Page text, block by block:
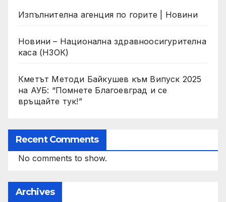
Изпълнителна агенция по горите | Новини
Новини – Национална здравноосигурителна
каса (НЗОК)
Кметът Методи Байкушев към Випуск 2025
на АУБ: “Помнете Благоевград и се
връщайте тук!”
Recent Comments
No comments to show.
Archives